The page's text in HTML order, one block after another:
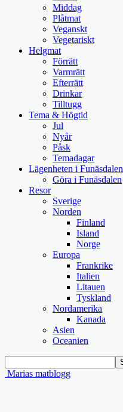
Middag
Plåtmat
Veganskt
Vegetariskt
Helgmat
Förrätt
Varmrätt
Efterrätt
Drinkar
Tilltugg
Tema & Högtid
Jul
Nyår
Påsk
Temadagar
Lägenheten i Funäsdalen
Göra i Funäsdalen
Resor
Sverige
Norden
Finland
Island
Norge
Europa
Frankrike
Italien
Litauen
Tyskland
Nordamerika
Kanada
Asien
Oceanien
Marias matblogg